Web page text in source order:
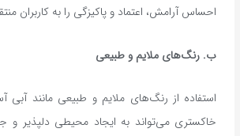
احساس آرامش، اعتماد و پاکیزگی را به کاربران
ب. رنگ‌های ملایم و طبیعی
استفاده از رنگ‌های ملایم و طبیعی مانند آبی
خاکستری می‌تواند به ایجاد محیطی دلپذیر